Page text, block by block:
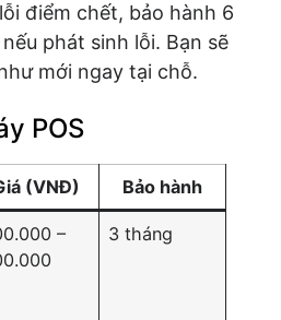
điểm chết, bảo hành 6
phát sinh lỗi. Bạn sẽ
mới ngay tại chỗ.
POS
(VNĐ) Bảo hành
–
3 tháng